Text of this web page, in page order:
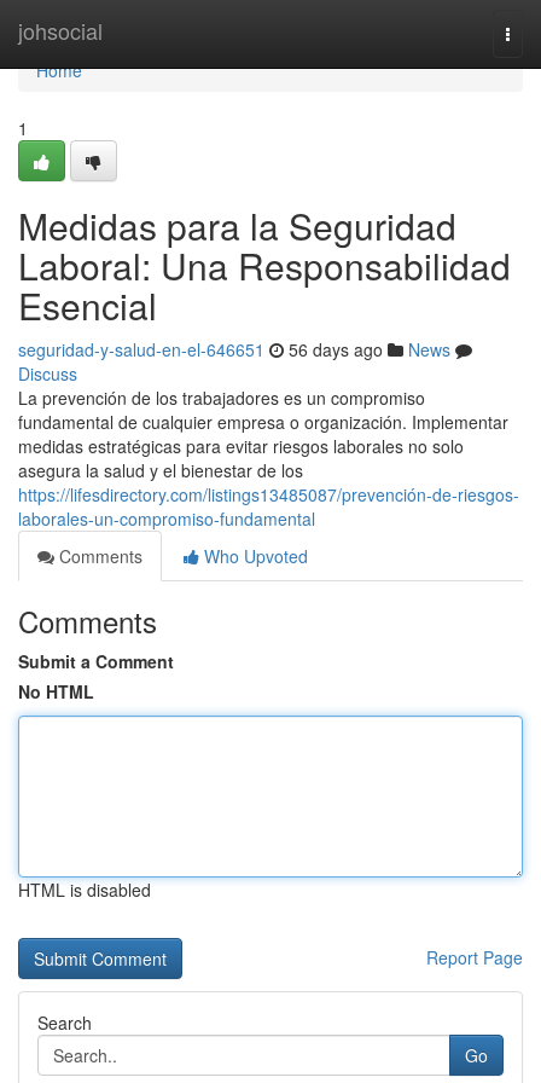
johsocial
Home
Home
1
Medidas para la Seguridad
Laboral: Una Responsabilidad
Esencial
seguridad-y-salud-en-el-646651 56 days ago
News
Discuss
La prevención de los trabajadores es un compromiso
fundamental de cualquier empresa o organización. Implementar
medidas estratégicas para evitar riesgos laborales no solo
asegura la salud y el bienestar de los
https://lifesdirectory.com/listings13485087/prevención-de-riesgos-
laborales-un-compromiso-fundamental
Comments
Who Upvoted
Comments
Submit a Comment
No HTML
HTML is disabled
Report Page
Search
Go